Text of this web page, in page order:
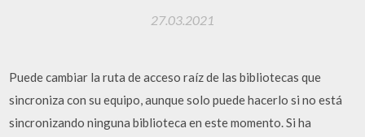
27.03.2021
Puede cambiar la ruta de acceso raíz de las bibliotecas que
sincroniza con su equipo, aunque solo puede hacerlo si no está
sincronizando ninguna biblioteca en este momento. Si ha